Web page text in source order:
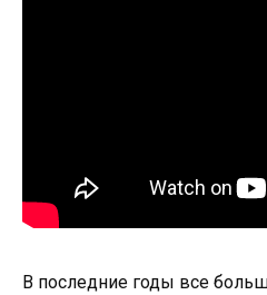
В последние годы все